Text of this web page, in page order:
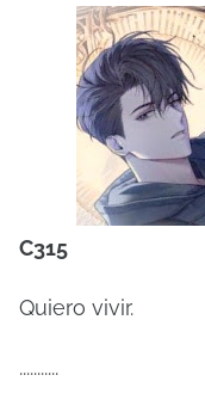
C315
Quiero vivir.
...........